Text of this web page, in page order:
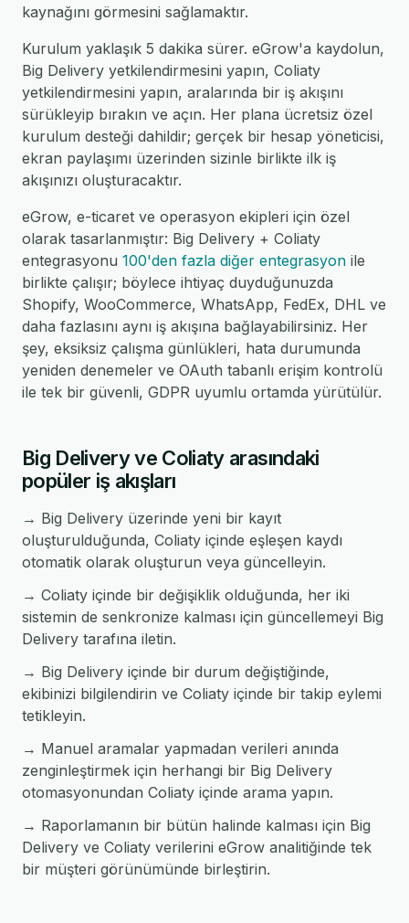
kaynağını görmesini sağlamaktır.
Kurulum yaklaşık 5 dakika sürer. eGrow'a kaydolun,
Big Delivery yetkilendirmesini yapın, Coliaty
yetkilendirmesini yapın, aralarında bir iş akışını
sürükleyip bırakın ve açın. Her plana ücretsiz özel
kurulum desteği dahildir; gerçek bir hesap yöneticisi,
ekran paylaşımı üzerinden sizinle birlikte ilk iş
akışınızı oluşturacaktır.
eGrow, e-ticaret ve operasyon ekipleri için özel
olarak tasarlanmıştır: Big Delivery + Coliaty
entegrasyonu 100'den fazla diğer entegrasyon ile
birlikte çalışır; böylece ihtiyaç duyduğunuzda
Shopify, WooCommerce, WhatsApp, FedEx, DHL ve
daha fazlasını aynı iş akışına bağlayabilirsiniz. Her
şey, eksiksiz çalışma günlükleri, hata durumunda
yeniden denemeler ve OAuth tabanlı erişim kontrolü
ile tek bir güvenli, GDPR uyumlu ortamda yürütülür.
Big Delivery ve Coliaty arasındaki
popüler iş akışları
→ Big Delivery üzerinde yeni bir kayıt
oluşturulduğunda, Coliaty içinde eşleşen kaydı
otomatik olarak oluşturun veya güncelleyin.
→ Coliaty içinde bir değişiklik olduğunda, her iki
sistemin de senkronize kalması için güncellemeyi Big
Delivery tarafına iletin.
→ Big Delivery içinde bir durum değiştiğinde,
ekibinizi bilgilendirin ve Coliaty içinde bir takip eylemi
tetikleyin.
→ Manuel aramalar yapmadan verileri anında
zenginleştirmek için herhangi bir Big Delivery
otomasyonundan Coliaty içinde arama yapın.
→ Raporlamanın bir bütün halinde kalması için Big
Delivery ve Coliaty verilerini eGrow analitiğinde tek
bir müşteri görünümünde birleştirin.